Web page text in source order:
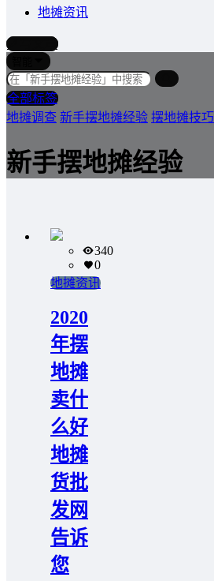
地摊资讯
写文章
全部标签
地摊调查 新手摆地摊经验 摆地摊技巧
新手摆地摊经验
340
0
地摊资讯
2020
年摆
地摊
卖什
么好
地摊
货批
发网
告诉
您